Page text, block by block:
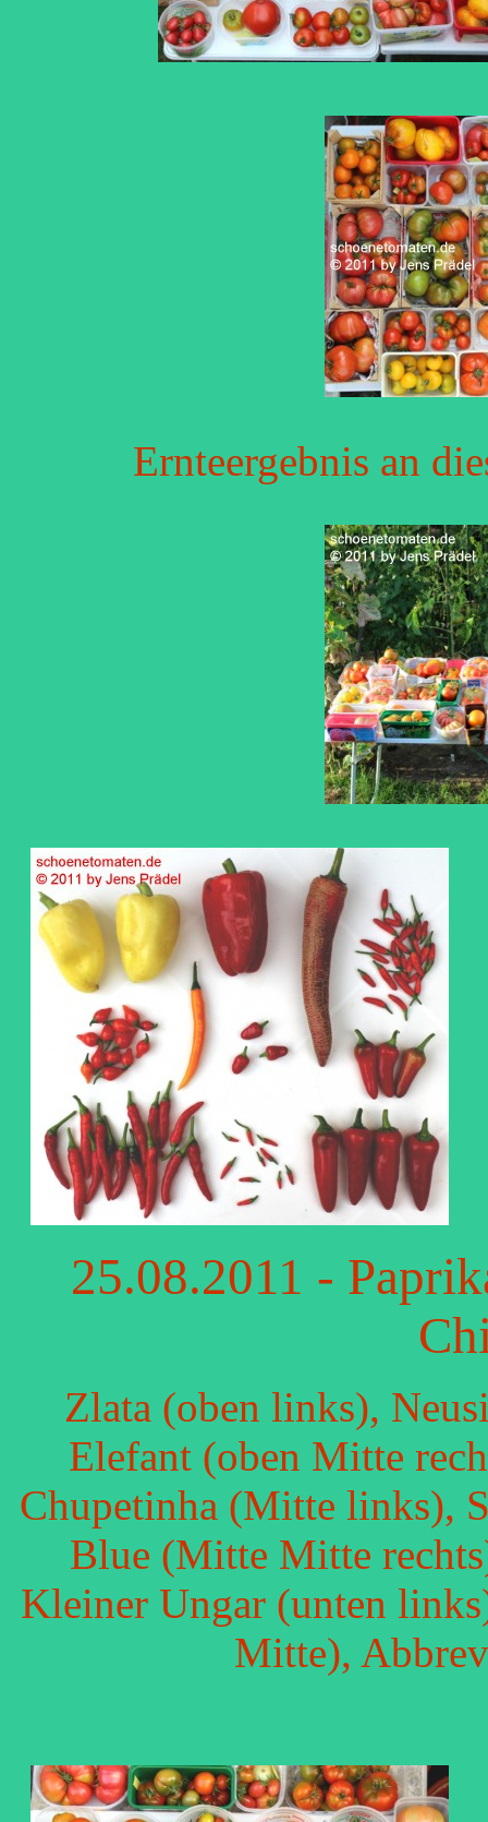
Ernteergebnis an
25.08.2011 -
Zlata (oben links),
Elefant (oben Mitte
Chupetinha (Mitte links),
Blue (Mitte Mitte
Kleiner Ungar (unten
Mitte),